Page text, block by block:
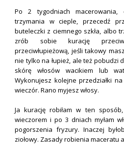
Po 2 tygodniach macerowania,
trzymania w cieple, przecedź
buteleczki z ciemnego szkła, albo
zrób sobie kurację
przeciwłupieżową, jeśli takowy
nie tylko na łupież, ale też pobudzi
skórę włosów wacikiem lub
Wykonujesz kolejne przedziałki
wieczór. Rano myjesz włosy.
Ja kurację robiłam w ten
wieczorem i po 3 dniach myłam
pogorszenia fryzury. Inaczej
ziołowy. Zasady robienia maceratu